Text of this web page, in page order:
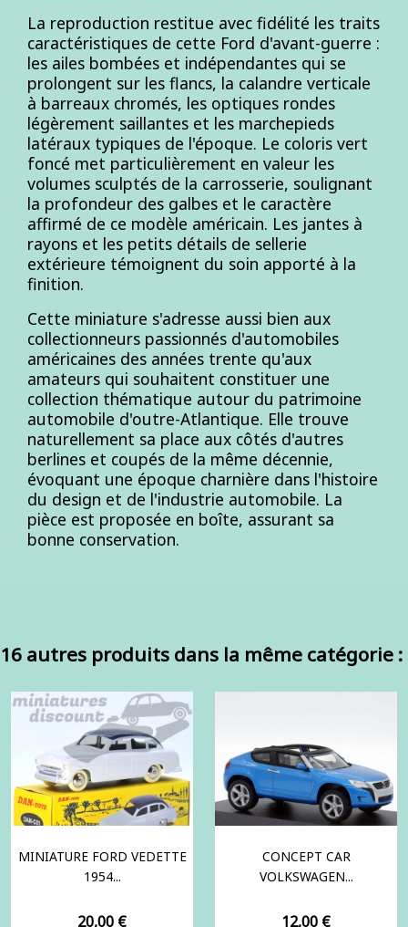
La reproduction restitue avec fidélité les traits
caractéristiques de cette Ford d'avant-guerre :
les ailes bombées et indépendantes qui se
prolongent sur les flancs, la calandre verticale
à barreaux chromés, les optiques rondes
légèrement saillantes et les marchepieds
latéraux typiques de l'époque. Le coloris vert
foncé met particulièrement en valeur les
volumes sculptés de la carrosserie, soulignant
la profondeur des galbes et le caractère
affirmé de ce modèle américain. Les jantes à
rayons et les petits détails de sellerie
extérieure témoignent du soin apporté à la
finition.
Cette miniature s'adresse aussi bien aux
collectionneurs passionnés d'automobiles
américaines des années trente qu'aux
amateurs qui souhaitent constituer une
collection thématique autour du patrimoine
automobile d'outre-Atlantique. Elle trouve
naturellement sa place aux côtés d'autres
berlines et coupés de la même décennie,
évoquant une époque charnière dans l'histoire
du design et de l'industrie automobile. La
pièce est proposée en boîte, assurant sa
bonne conservation.
16 autres produits dans la même catégorie :
MINIATURE FORD VEDETTE
1954...
Prix
20,00 €
CONCEPT CAR
VOLKSWAGEN...
Prix
12,00 €